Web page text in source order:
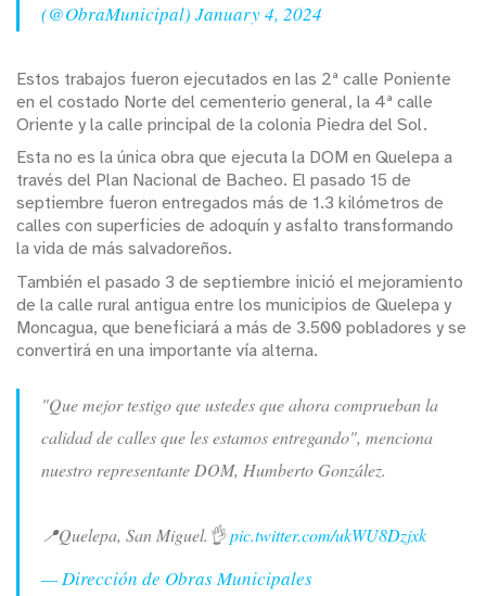
(@ObraMunicipal) January 4, 2024
Estos trabajos fueron ejecutados en las 2ª calle Poniente
en el costado Norte del cementerio general, la 4ª calle
Oriente y la calle principal de la colonia Piedra del Sol.
Esta no es la única obra que ejecuta la DOM en Quelepa a
través del Plan Nacional de Bacheo. El pasado 15 de
septiembre fueron entregados más de 1.3 kilómetros de
calles con superficies de adoquín y asfalto transformando
la vida de más salvadoreños.
También el pasado 3 de septiembre inició el mejoramiento
de la calle rural antigua entre los municipios de Quelepa y
Moncagua, que beneficiará a más de 3.500 pobladores y se
convertirá en una importante vía alterna.
"Que mejor testigo que ustedes que ahora comprueban la
calidad de calles que les estamos entregando", menciona
nuestro representante DOM, Humberto González.
📍Quelepa, San Miguel.👌pic.twitter.com/ukWU8Dzjxk
— Dirección de Obras Municipales